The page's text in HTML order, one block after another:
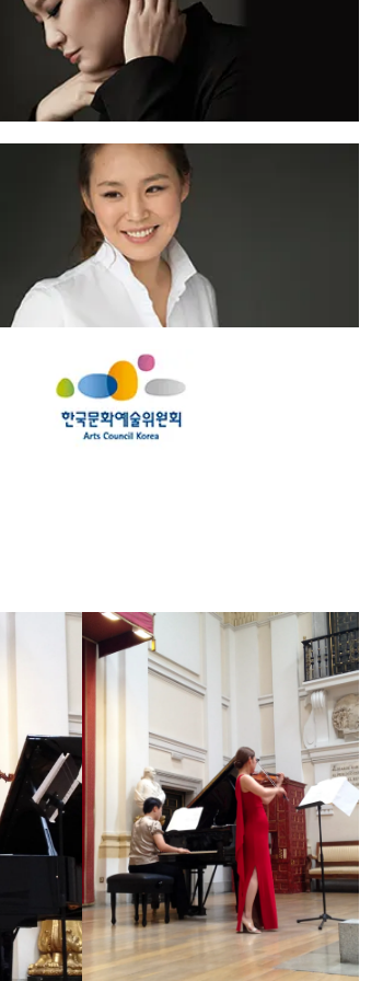
Baviera y la Orquesta de la Radio de
de Múnich en la temporada 2018/19.
años de educación en Estados Unidos.
por el Programa de Licenciatura en
The Juilliard School con Cho-Liang Lin y
Weilerstein. En mayo de 2016, recibió
de Rice University, y también trabajó
Medien Hannover como parte del
de Hochschule für Musik, Theater und
2018 bajo el sello discográfico Genuin
Yale, postgrados en piano y dirección en
en Música de la Royal Northern College
un grupo al que ayudó a lanzar